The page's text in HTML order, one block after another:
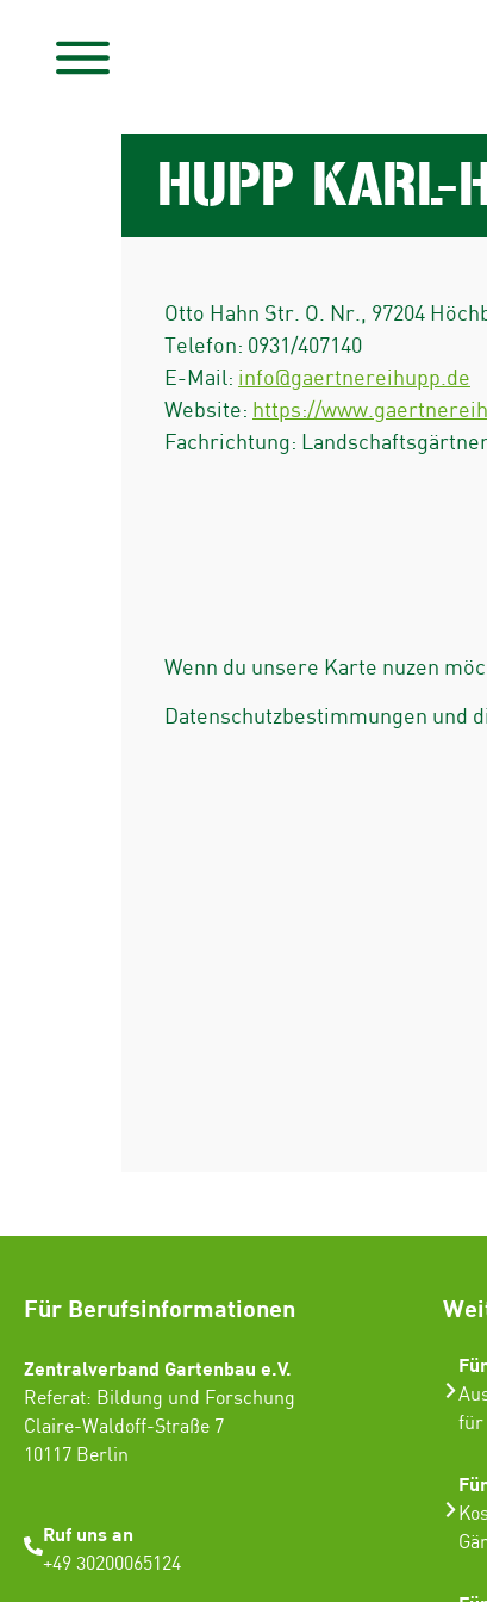
HUPP KARL-
Otto Hahn Str. O. Nr. 97204
Telefon: 0931/407140
E-Mail: info@gaertnereihupp.de
Website: https://
Fachrichtung:
Wenn du unsere Karte nuzen
Datenschutzbestimmungen und
Für Berufsinformationen
Zentralverband Gartenbau e.V.
Referat: Bildung und Forschung
Claire-Waldoff-Straße 7
10117 Berlin
Ruf uns an
+49 30200065124
für